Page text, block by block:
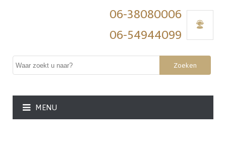
06-38080006
06-54944099
Zoeken
MENU